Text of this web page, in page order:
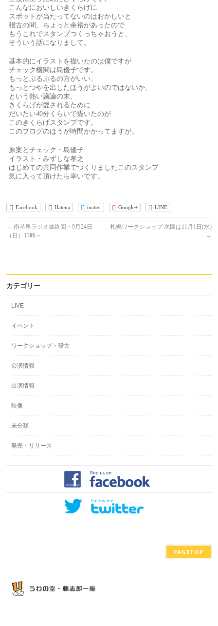
こんなにおいしいきくらげに
スポットが当たってないのはおかしいと
稽古の間、ちょっと余裕があったので
もうこれでスタンプつくっちゃおうと、
そういう話になりまして。
基本的にイラストを描いたのは僕ですが
チェック機関は島優子です。
もっとぷるぷるの方がいい、
もっとつやを出したほうがよいのではないか、
という熱い議論の末、
きくらげが愛されるために
だいたい40分くらいで描いたのが
このきくらげスタンプです。
このブログのほうが時間かかってますが。
原案とチェック・島優子
イラスト・みずしな孝之
はじめての共同作業でつくりましたこのスタンプ
気に入って頂けたら幸いです。
Facebook Hatena twitter Google+ LINE
← 南琴里ラジオ最終回・9月24日
（日）13時～
札幌ワークショップ 次回は11月1日(水)
→
カテゴリー
LIVE
イベント
ワークショップ・稽古
公演情報
出演情報
映像
未分類
発売・リリース
PAGETOP